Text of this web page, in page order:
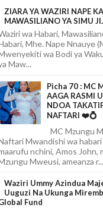
USALAMA
ZIARA YA WAZIRI NAPE
MAWASILIANO YA SIMU
wa Habari,
Mhe. Nape Nnauye
wa Bodi ya
Maw...
Picha 70 : MC
AAGA RASMI
NDOA
NAFTARI ❤️💍
MC Mzungu
Mwandishi wa
nchini, Amos John,
Mweusi, ameanza r...
Waziri Ummy Azindua
Uuguzi Na Ukunga
Fund